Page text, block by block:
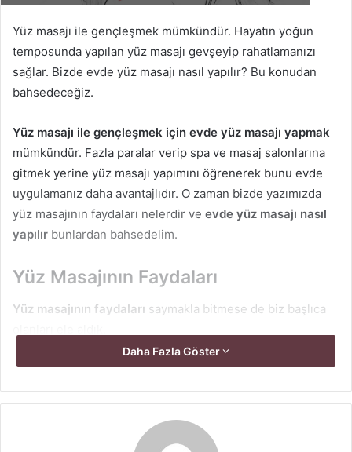
Yüz masajı ile gençleşmek mümkündür. Hayatın yoğun
temposunda yapılan yüz masajı gevşeyip rahatlamanızı
sağlar. Bizde evde yüz masajı nasıl yapılır? Bu konudan
bahsedeceğiz.
Yüz masajı ile gençleşmek için evde yüz masajı yapmak
mümkündür. Fazla paralar verip spa ve masaj salonlarına
gitmek yerine yüz masajı yapımını öğrenerek bunu evde
uygulamanız daha avantajlıdır. O zaman bizde yazımızda
yüz masajının faydaları nelerdir ve evde yüz masajı nasıl
yapılır bunlardan bahsedelim.
Yüz Masajının Faydaları
Yüz masajının faydaları saymakla bitmese de biz başlıca
Yüz kaslarını gevşeterek cildin görünümünü
gençleştirir.
Ciltteki kırışıklık, sarkma, çizgileri azaltır yada yok
Daha Fazla Göster